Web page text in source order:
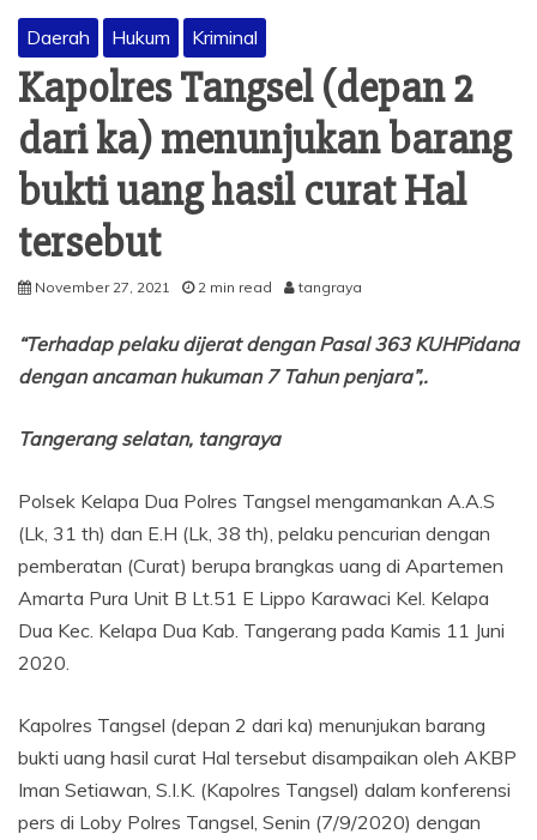
Daerah Hukum Kriminal
Kapolres Tangsel (depan 2
dari ka) menunjukan barang
bukti uang hasil curat Hal
tersebut
November 27, 2021 2 min read tangraya
“Terhadap pelaku dijerat dengan Pasal 363 KUHPidana
dengan ancaman hukuman 7 Tahun penjara”,.
Tangerang selatan, tangraya
Polsek Kelapa Dua Polres Tangsel mengamankan A.A.S
(Lk, 31 th) dan E.H (Lk, 38 th), pelaku pencurian dengan
pemberatan (Curat) berupa brangkas uang di Apartemen
Amarta Pura Unit B Lt.51 E Lippo Karawaci Kel. Kelapa
Dua Kec. Kelapa Dua Kab. Tangerang pada Kamis 11 Juni
2020.
Kapolres Tangsel (depan 2 dari ka) menunjukan barang
bukti uang hasil curat Hal tersebut disampaikan oleh AKBP
Iman Setiawan, S.I.K. (Kapolres Tangsel) dalam konferensi
pers di Loby Polres Tangsel, Senin (7/9/2020) dengan